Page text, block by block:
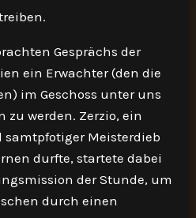
Gesprächs der
ein Erwachter (den die
im Geschoss unter uns
zu werden. Zerzio, ein
Meisterdieb
durfte, startete dabei
der Stunde, um
durch einen